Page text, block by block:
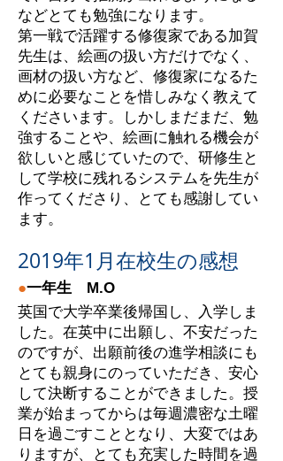
などとても勉強になります。
第一戦で活躍する修復家である加賀
先生は、絵画の扱い方だけでなく、
画材の扱い方など、修復家になるた
めに必要なことを惜しみなく教えて
くださいます。しかしまだまだ、勉
強することや、絵画に触れる機会が
欲しいと感じていたので、研修生と
して学校に残れるシステムを先生が
作ってくださり、とても感謝してい
ます。
2019年1月在校生の感想
●一年生 M.O
英国で大学卒業後帰国し、入学しま
した。在英中に出願し、不安だった
のですが、出願前後の進学相談にも
とても親身にのっていただき、安心
して決断することができました。授
業が始まってからは毎週濃密な土曜
日を過ごすこととなり、大変ではあ
りますが、とても充実した時間を過